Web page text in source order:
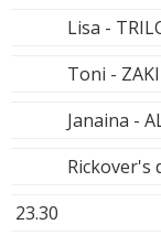
Lisa -
Toni -
Janaina -
Rickover's
23.30